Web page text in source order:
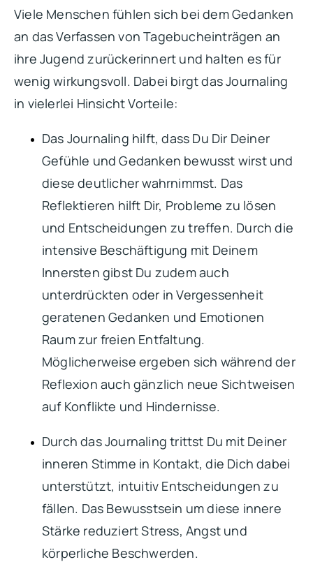
Viele Menschen fühlen sich bei dem Gedanken
an das Verfassen von Tagebucheinträgen an
ihre Jugend zurückerinnert und halten es für
wenig wirkungsvoll. Dabei birgt das Journaling
in vielerlei Hinsicht Vorteile:
Das Journaling hilft, dass Du Dir Deiner
Gefühle und Gedanken bewusst wirst und
diese deutlicher wahrnimmst. Das
Reflektieren hilft Dir, Probleme zu lösen
und Entscheidungen zu treffen. Durch die
intensive Beschäftigung mit Deinem
Innersten gibst Du zudem auch
unterdrückten oder in Vergessenheit
geratenen Gedanken und Emotionen
Raum zur freien Entfaltung.
Möglicherweise ergeben sich während der
Reflexion auch gänzlich neue Sichtweisen
auf Konflikte und Hindernisse.
Durch das Journaling trittst Du mit Deiner
inneren Stimme in Kontakt, die Dich dabei
unterstützt, intuitiv Entscheidungen zu
fällen. Das Bewusstsein um diese innere
Stärke reduziert Stress, Angst und
körperliche Beschwerden.